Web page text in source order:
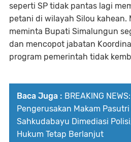
seperti SP tidak pantas lagi
petani di wilayah Silou kahean.
meminta Bupati Simalungun
dan mencopot jabatan
program pemerintah tidak
Baca Juga : BREAKING
Pengerusakan Makam Pasutri
Sahkudabayu Dimediasi
Hukum Tetap Berlanjut